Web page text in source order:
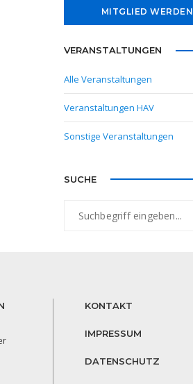
MITGLIED WERDEN
VERANSTALTUNGEN
Alle Veranstaltungen
Veranstaltungen HAV
Sonstige Veranstaltungen
SUCHE
KONTAKT
IMPRESSUM
DATENSCHUTZ